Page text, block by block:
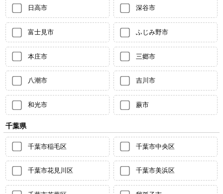
日高市 深谷市
富士見市 ふじみ野市
本庄市 三郷市
八潮市 吉川市
和光市 蕨市
千葉県
千葉市稲毛区 千葉市中央区
千葉市花見川区 千葉市美浜区